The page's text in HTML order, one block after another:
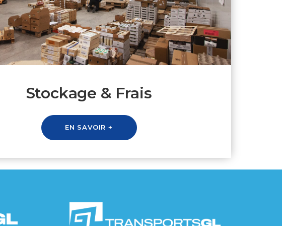
Stockage & Frais
EN SAVOIR +